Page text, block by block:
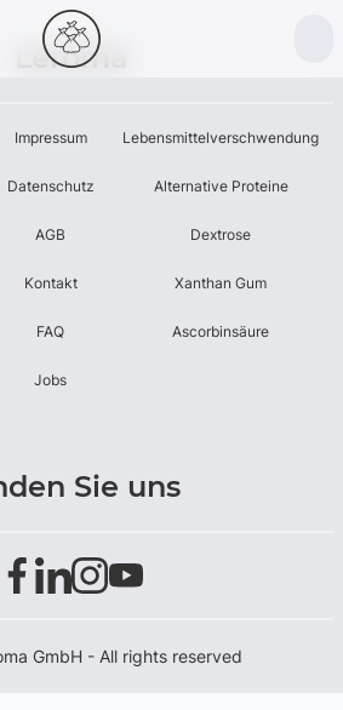
Leroma
Impressum
Datenschutz
AGB
Kontakt
FAQ
Jobs
Lebensmittelverschwendung
Alternative Proteine
Dextrose
Xanthan Gum
Ascorbinsäure
Sie uns
GmbH - All rights reserved